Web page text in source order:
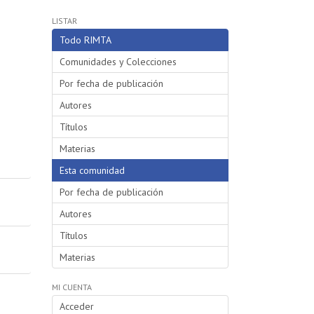
LISTAR
Todo RIMTA
Comunidades y Colecciones
Por fecha de publicación
Autores
Títulos
Materias
Esta comunidad
Por fecha de publicación
Autores
Títulos
Materias
MI CUENTA
Acceder